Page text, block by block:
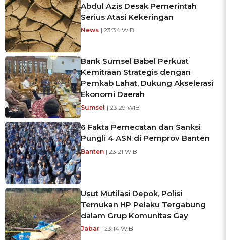
Abdul Azis Desak Pemerintah
Serius Atasi Kekeringan
News | 23:34 WIB
Bank Sumsel Babel Perkuat
Kemitraan Strategis dengan
Pemkab Lahat, Dukung Akselerasi
Ekonomi Daerah
Sumsel | 23:29 WIB
6 Fakta Pemecatan dan Sanksi
Pungli 4 ASN di Pemprov Banten
Banten | 23:21 WIB
Usut Mutilasi Depok, Polisi
Temukan HP Pelaku Tergabung
dalam Grup Komunitas Gay
Jabar | 23:14 WIB